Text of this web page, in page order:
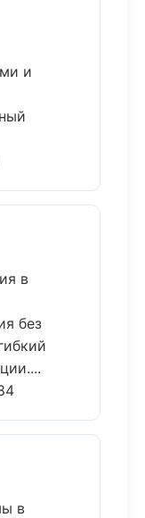
и
в
без
в